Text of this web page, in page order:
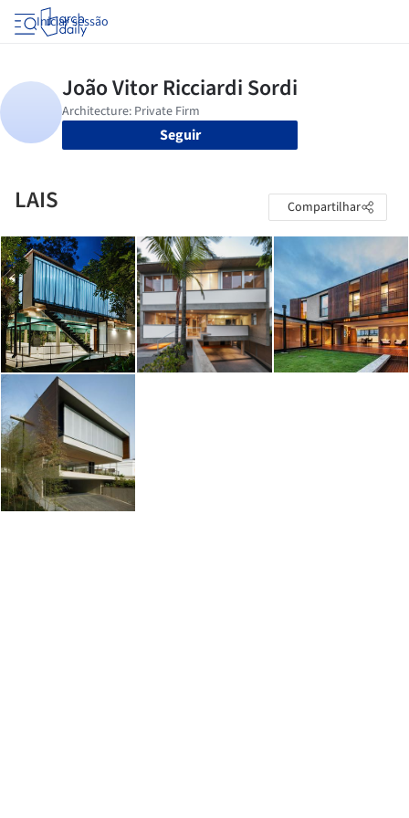
Iniciar sessão
Seguir
LAIS Compartilhar